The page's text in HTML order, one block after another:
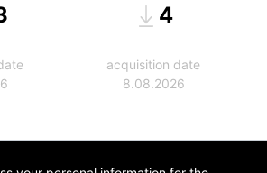
4
acquisition date
8.08.2026